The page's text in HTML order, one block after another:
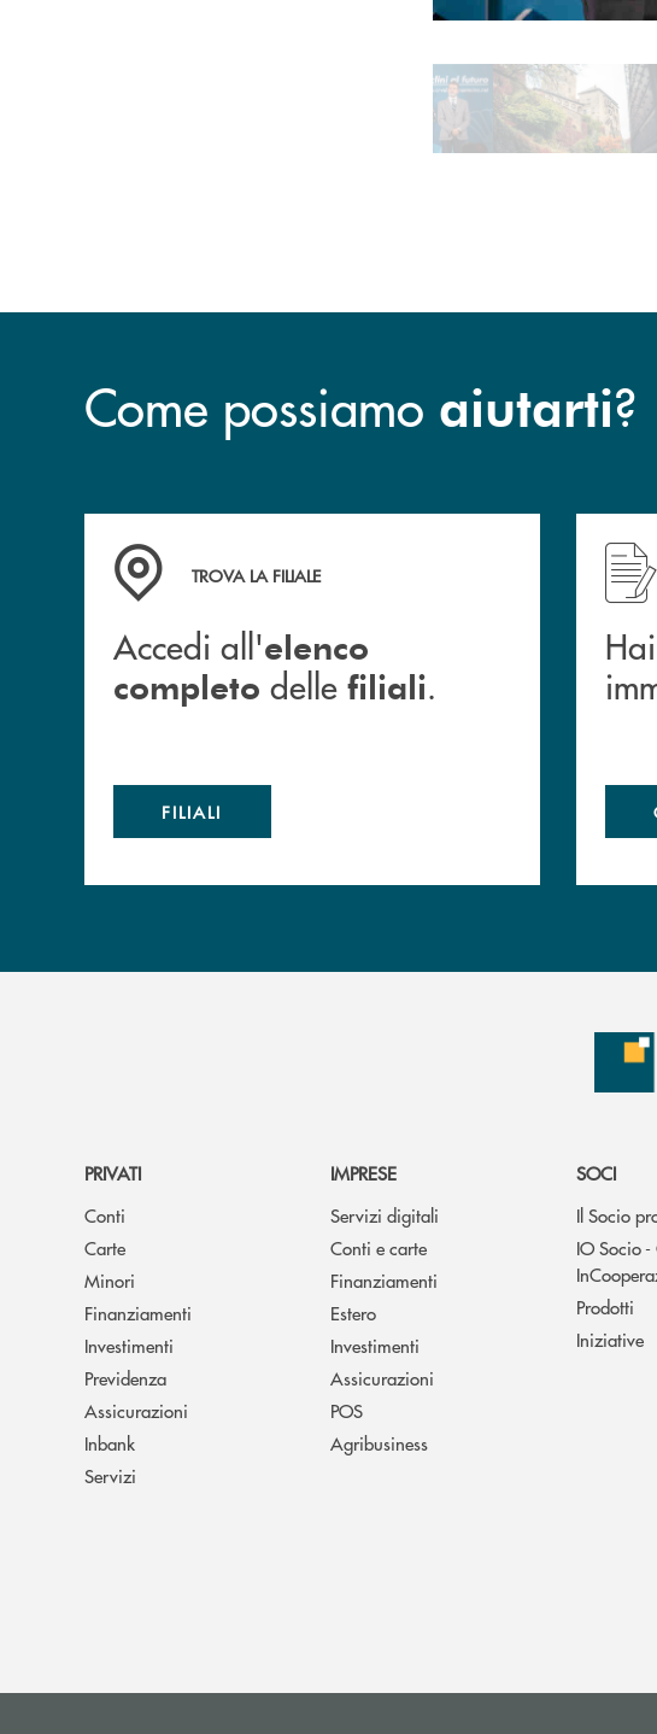
Come possiamo aiutarti?
Accedi all' elenco completo delle filiali .
TROVA LA FILIALE
Accedi all'elenco
completo delle filiali.
FILIALI
Hai
PRIVATI
Conti
Carte
Minori
Finanziamenti
Investimenti
Previdenza
Assicurazioni
Inbank
Servizi
IMPRESE
Servizi digitali
Conti e carte
Finanziamenti
Estero
Investimenti
Assicurazioni
POS
Agribusiness
SOCI
Il Socio
IO Socio
Prodotti
Iniziative